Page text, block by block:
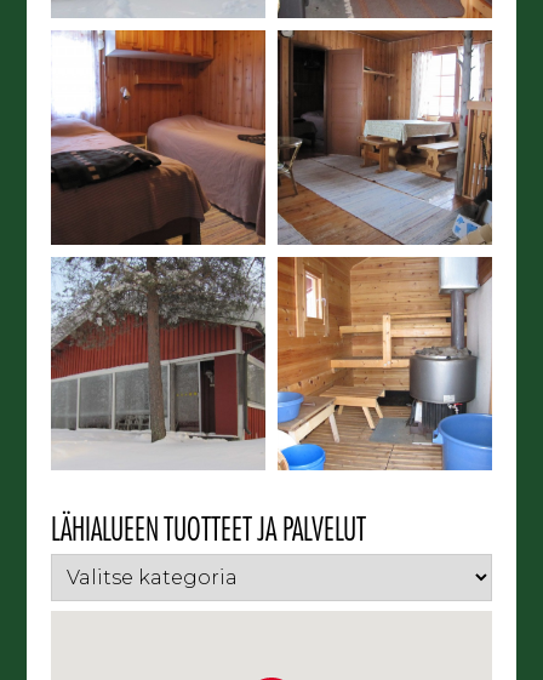
LÄHIALUEEN TUOTTEET JA PALVELUT